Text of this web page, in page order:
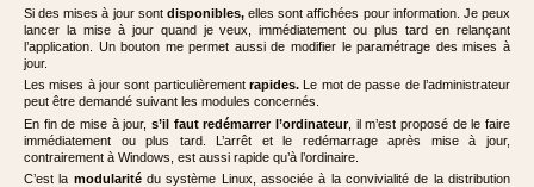
Si des mises à jour sont disponibles,elles sont affichées pour information. Je peux
lancer la mise à jour quand je veux, immédiatement ou plus tard en relançant
l’application. Un bouton me permet aussi de modifier le paramétrage des mises à
jour.
Les mises à jour sont particulièrement rapides. Le mot de passe de l’administrateur
peut être demandé suivant les modules concernés.
En fin de mise à jour, s’il faut redémarrer l’ordinateur, il m’est proposé de le faire
immédiatement ou plus tard. L’arrêt et le redémarrage après mise à jour,
contrairement à Windows, est aussi rapide qu’à l’ordinaire.
C’est la modularitédu système Linux, associée à la convivialité de la distribution